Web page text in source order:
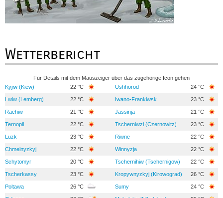
Wetterbericht
Für Details mit dem Mauszeiger über das zugehörige Icon gehen
Kyjiw (Kiew)
22 °C Ushhorod 24 °C
Lwiw (Lemberg) 22 °C Iwano-Frankiwsk 23 °C
Rachiw 21 °C Jassinja 21 °C
Ternopil 22 °C Tscherniwzi (Czernowitz) 23 °C
Luzk 23 °C Riwne 22 °C
Chmelnyzkyj 22 °C Winnyzja 22 °C
Schytomyr 20 °C Tschernihiw (Tschernigow) 22 °C
Tscherkassy 23 °C Kropywnyzkyj (Kirowograd) 26 °C
Poltawa 26 °C Sumy 24 °C